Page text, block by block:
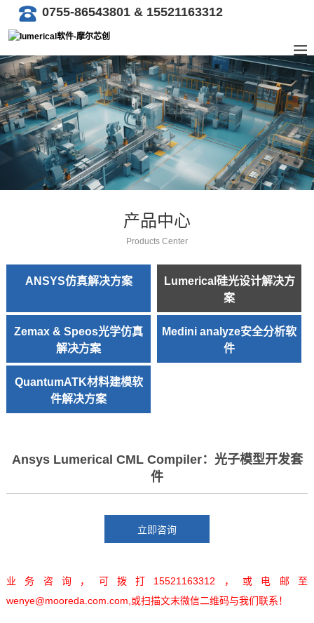
0755-86543801 & 15521163312
产品中心
Products Center
ANSYS仿真解决方案
Lumerical硅光设计解决方
案
Zemax & Speos光学仿真
解决方案
Medini analyze安全分析软
件
QuantumATK材料建模软
件解决方案
Ansys Lumerical CML Compiler：光子模型开发套
件
业务咨询，可拨打15521163312，或电邮至
wenye@mooreda.com.com,或扫描文末微信二维码与我们联系！